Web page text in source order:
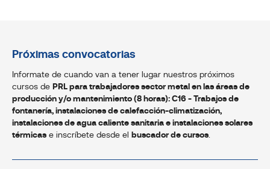
Próximas convocatorias
Informate de cuando van a tener lugar nuestros próximos
cursos de PRL para trabajadores sector metal en las áreas de
producción y/o mantenimiento (8 horas): C16 - Trabajos de
fontanería, instalaciones de calefacción-climatización,
instalaciones de agua caliente sanitaria e instalaciones solares
térmicas e inscríbete desde el buscador de cursos.